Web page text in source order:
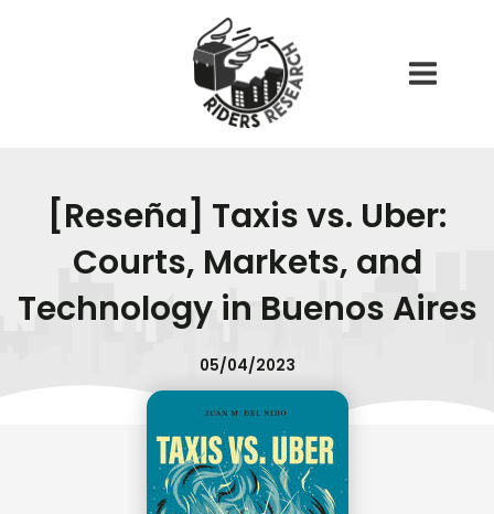
Menu
[Reseña] Taxis vs. Uber:
Courts, Markets, and
Technology in Buenos Aires
05/04/2023